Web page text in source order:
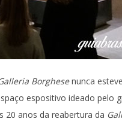
Borghesenunca
espositivo ideado pelo
20 anos da reabertura da